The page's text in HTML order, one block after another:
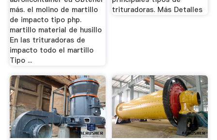
más. el molino de martillo
de impacto tipo php.
martillo material de husillo
En las trituradoras de
impacto todo el martillo
Tipo ...
trituradoras. Más Detalles